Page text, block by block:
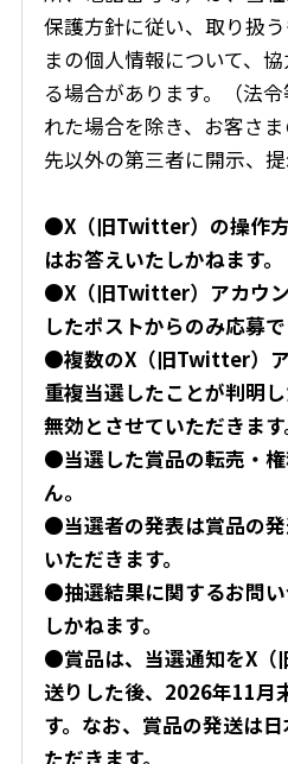
保護方針に従い、取り扱
まの個人情報について、
る場合があります。（法
れた場合を除き、お客さ
先以外の第三者に開示、提
●X（旧Twitter）の操作
はお答えいたしかねます。
●X（旧Twitter）アカウ
したポストからのみ応募で
●複数のX（旧Twitter）
重複当選したことが判明
無効とさせていただきます
●当選した賞品の転売・
ん。
●当選者の発表は賞品の
いただきます。
●抽選結果に関するお問
しかねます。
●賞品は、当選通知をX
送りした後、 2026年11月
す。なお、賞品の発送は
ただきます。